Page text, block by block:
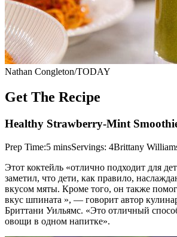
Nathan Congleton/TODAY
Get The Recipe
Healthy Strawberry-Mint
Prep Time:5 minsServings: 4Brittany
Этот коктейль «отлично подходит для
заметил, что дети, как правило,
вкусом мяты. Кроме того, он также
вкус шпината », — говорит автор
Бриттани Уильямс. «Это отличный
овощи в одном напитке».